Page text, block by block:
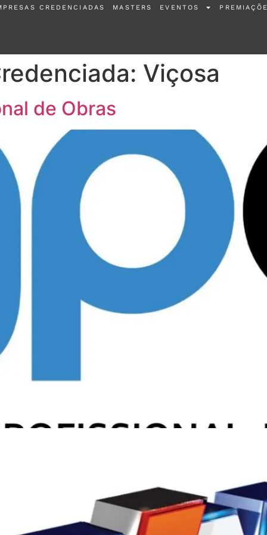
CREDENCIADAS MASTERS EVENTOS
Viçosa
de Obras